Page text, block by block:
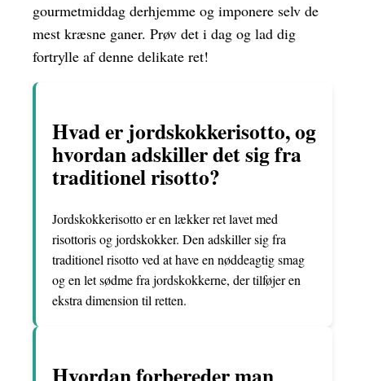
gourmetmiddag derhjemme og imponere selv de
mest kræsne ganer. Prøv det i dag og lad dig
fortrylle af denne delikate ret!
Hvad er jordskokkerisotto, og
hvordan adskiller det sig fra
traditionel risotto?
Jordskokkerisotto er en lækker ret lavet med
risottoris og jordskokker. Den adskiller sig fra
traditionel risotto ved at have en nøddeagtig smag
og en let sødme fra jordskokkerne, der tilføjer en
ekstra dimension til retten.